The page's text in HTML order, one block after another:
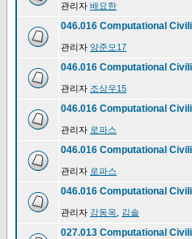
관리자 배요한
046.016 Computational
관리자 양준모17
046.016 Computational
관리자 조상우15
046.016 Computational
관리자 로파스
046.016 Computational
관리자 로파스
046.016 Computational
관리자 강동옥 김솔
027.013 Computational